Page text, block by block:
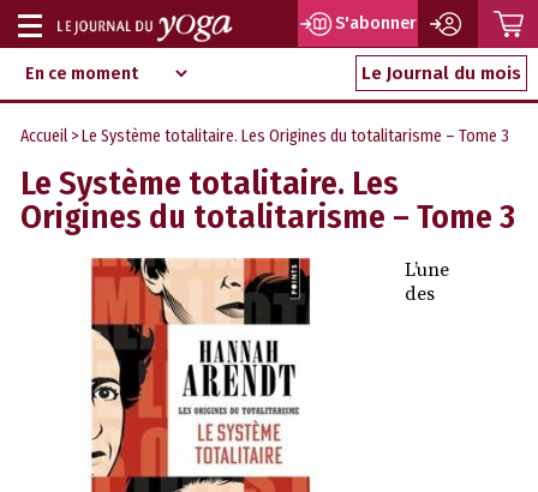
Aller
au
contenu
d‘information
indépendant
Afficher
ou
masquer
navigation
S'abonner
Le Journal du mois
Accueil > Le Système totalitaire. Les Origines du totalitarisme – Tome 3
Le Système totalitaire. Les
Origines du totalitarisme – Tome 3
L’une
des